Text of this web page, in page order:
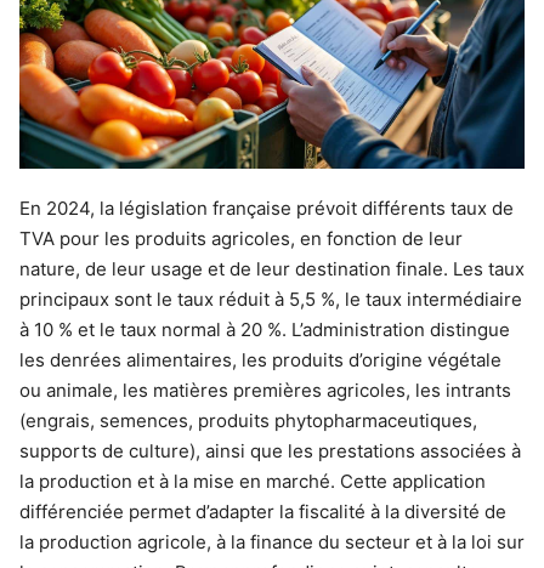
En 2024, la législation française prévoit différents taux de
TVA pour les produits agricoles, en fonction de leur
nature, de leur usage et de leur destination finale. Les taux
principaux sont le taux réduit à 5,5 %, le taux intermédiaire
à 10 % et le taux normal à 20 %. L’administration distingue
les denrées alimentaires, les produits d’origine végétale
ou animale, les matières premières agricoles, les intrants
(engrais, semences, produits phytopharmaceutiques,
supports de culture), ainsi que les prestations associées à
la production et à la mise en marché. Cette application
différenciée permet d’adapter la fiscalité à la diversité de
la production agricole, à la finance du secteur et à la loi sur